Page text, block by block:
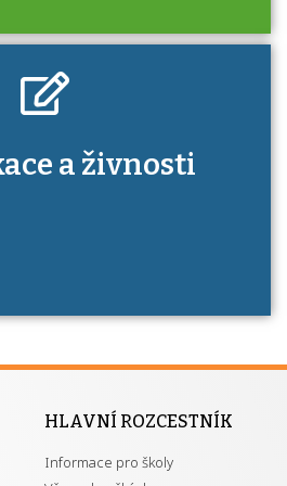
osoba a jaké výhody
autorizace?
a živnosti
HLAVNÍ ROZCESTNÍK
Informace pro školy